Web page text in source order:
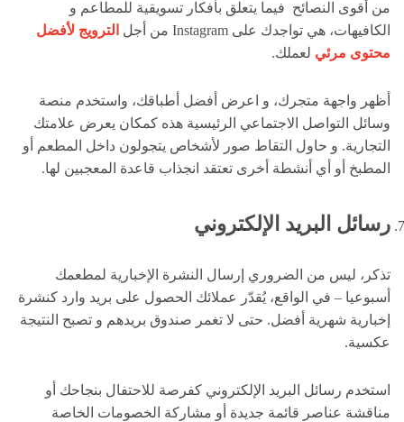
من أقوى النصائح فيما يتعلق بأفكار تسويقية للمطاعم و
الكافيهات، هي تواجدك على Instagram من أجل
الترويج لأفضل
محتوى مرئي لعملك.
أظهر واجهة متجرك، و اعرض أفضل أطباقك، واستخدم منصة
وسائل التواصل الاجتماعي الرئيسية هذه كمكان يعرض علامتك
التجارية. و حاول التقاط صور لأشخاص يتجولون داخل المطعم أو
المطبخ أو أي أنشطة أخرى تعتقد انجذاب قاعدة المعجبين لها.
رسائل البريد الإلكتروني
تذكر، ليس من الضروري إرسال النشرة الإخبارية لمطعمك
أسبوعيا – في الواقع، يُقدّر عملائك الحصول على بريد وارد كنشرة
إخبارية شهرية أفضل. حتى لا تغمر صندوق بريدهم و تصبح النتيجة
عكسية.
استخدم رسائل البريد الإلكتروني كفرصة للاحتفال بنجاحك أو
مناقشة عناصر قائمة جديدة أو مشاركة الخصومات الخاصة